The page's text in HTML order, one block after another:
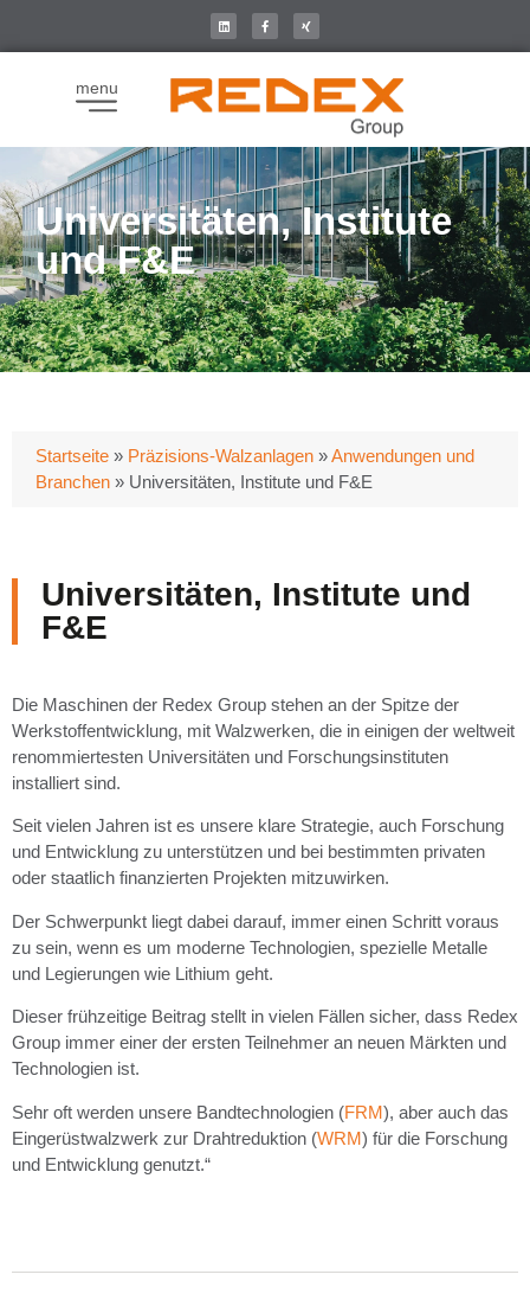
menu
Universitäten, Institute
und F&E
Startseite » Präzisions-Walzanlagen »Anwendungen und
Branchen » Universitäten, Institute und F&E
Universitäten, Institute und
F&E
Die Maschinen der Redex Group stehen an der Spitze der
Werkstoffentwicklung, mit Walzwerken, die in einigen der weltweit
renommiertesten Universitäten und Forschungsinstituten
installiert sind.
Seit vielen Jahren ist es unsere klare Strategie, auch Forschung
und Entwicklung zu unterstützen und bei bestimmten privaten
oder staatlich finanzierten Projekten mitzuwirken.
Der Schwerpunkt liegt dabei darauf, immer einen Schritt voraus
zu sein, wenn es um moderne Technologien, spezielle Metalle
und Legierungen wie Lithium geht.
Dieser frühzeitige Beitrag stellt in vielen Fällen sicher, dass Redex
Group immer einer der ersten Teilnehmer an neuen Märkten und
Technologien ist.
Sehr oft werden unsere Bandtechnologien (FRM), aber auch das
Eingerüstwalzwerk zur Drahtreduktion (WRM) für die Forschung
und Entwicklung genutzt.“